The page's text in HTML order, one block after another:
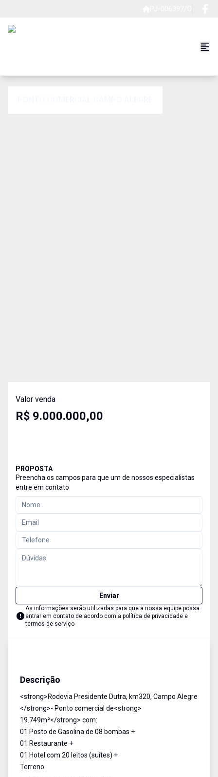
Valor venda
R$ 9.000.000,00
PROPOSTA
Preencha os campos para que um de nossos especialistas
entre em contato
Enviar
As informações serão utilizadas para que a nossa equipe possa
entrar em contato de acordo com a política de privacidade e
termos de serviço
Descrição
<strong>Rodovia Presidente Dutra, km320, Campo Alegre
</strong>- Ponto comercial de<strong>
19.749m²</strong> com:
01 Posto de Gasolina de 08 bombas +
01 Restaurante +
01 Hotel com 20 leitos (suítes) +
Terreno.